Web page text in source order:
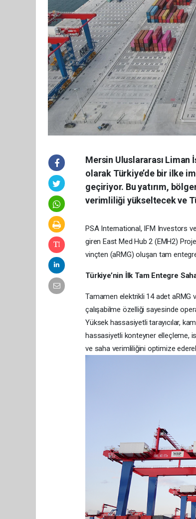
Mersin Uluslararası Liman
olarak Türkiye’de bir ilke
geçiriyor. Bu yatırım,
verimliliği yükseltecek ve
PSA International, IFM Investors
giren East Med Hub 2 (EMH2)
vinçten (aRMG) oluşan tam
Türkiye’nin İlk Tam Entegre
Tamamen elektrikli 14 adet aRMG
çalışabilme özelliği sayesinde
Yüksek hassasiyetli tarayıcılar,
hassasiyetli konteyner elleçleme,
ve saha verimliliğini optimize